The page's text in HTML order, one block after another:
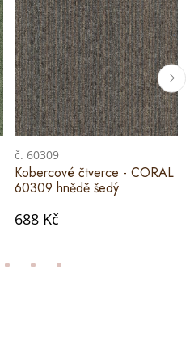
č. 60309
Kobercové čtverce - CORAL
60309 hnědě šedý
688 Kč